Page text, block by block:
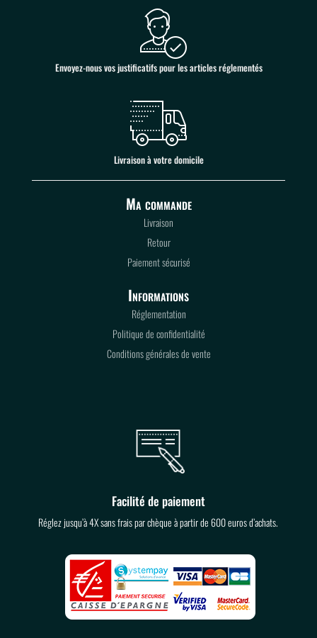
Envoyez-nous vos justificatifs pour les articles réglementés
Livraison à votre domicile
Ma commande
Livraison
Retour
Paiement sécurisé
Informations
Réglementation
Politique de confidentialité
Conditions générales de vente
Facilité de paiement
Réglez jusqu’à 4X sans frais par chèque à partir de 600 euros d’achats.